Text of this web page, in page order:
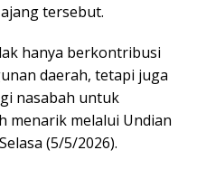
tersebut.
hanya berkontribusi
daerah, tetapi juga
nasabah untuk
menarik melalui Undian
(5/5/2026).